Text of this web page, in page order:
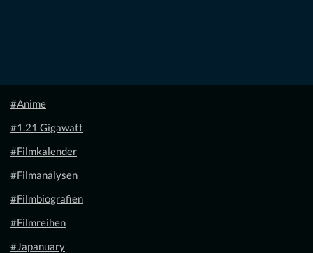
#Anime
#1.21 Gigawatt
#Filmkalender
#Filmanalysen
#Filmbiografien
#Filmreihen
#Japanuary